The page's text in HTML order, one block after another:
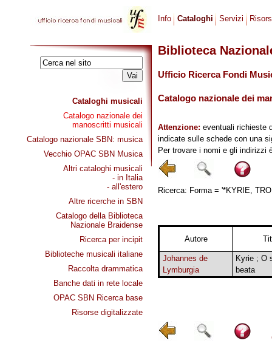
Cataloghi musicali
Catalogo nazionale dei
manoscritti musicali
Catalogo nazionale SBN: musica
Vecchio OPAC SBN Musica
Altri cataloghi musicali
- in Italia
- all'estero
Altre ricerche in SBN
Catalogo della Biblioteca
Nazionale Braidense
Ricerca per incipit
Biblioteche musicali italiane
Raccolta drammatica
Banche dati in rete locale
OPAC SBN Ricerca base
Risorse digitalizzate
Info Cataloghi Servizi
Biblioteca
Ufficio Ricerca Fondi
Catalogo nazionale dei
Attenzione: eventuali richieste
indicate sulle schede con una
Per trovare i nomi e gli indirizzi
Ricerca: Forma = '*KYRIE,
Autore
Johannes de
Lymburgia
Kyrie ; O
beata